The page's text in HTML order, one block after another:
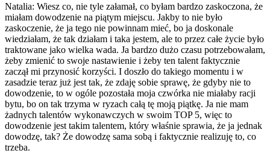
Natalia: Wiesz co, nie tyle załamał, co byłam bardzo zaskoczona, że
miałam dowodzenie na piątym miejscu. Jakby to nie było
zaskoczenie, że ja tego nie powinnam mieć, bo ja doskonale
wiedziałam, że tak działam i taka jestem, ale to przez całe życie było
traktowane jako wielka wada. Ja bardzo dużo czasu potrzebowałam,
żeby zmienić to swoje nastawienie i żeby ten talent faktycznie
zaczął mi przynosić korzyści. I doszło do takiego momentu i w
zasadzie teraz już jest tak, że zdaję sobie sprawę, że gdyby nie to
dowodzenie, to w ogóle pozostała moja czwórka nie miałaby racji
bytu, bo on tak trzyma w ryzach całą tę moją piątkę. Ja nie mam
żadnych talentów wykonawczych w swoim TOP 5, więc to
dowodzenie jest takim talentem, który właśnie sprawia, że ja jednak
dowodzę, tak? Że dowodzę sama sobą i faktycznie realizuję to, co
trzeba.